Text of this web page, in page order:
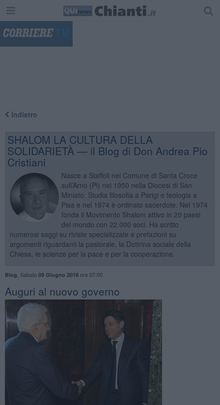
Indietro
SHALOM LA CULTURA DELLA
SOLIDARIETÀ — il Blog di Don Andrea Pio
Cristiani
Nasce a Staffoli nel Comune di Santa Croce
sull’Arno (Pi) nel 1950 nella Diocesi di San
Miniato. Studia filosofia a Parigi e teologia a
Pisa e nel 1974 è ordinato sacerdote. Nel 1974
fonda il Movimento Shalom attivo in 20 paesi
del mondo con 22.000 soci. Ha scritto
numerosi saggi su riviste specializzate e prefazioni su
argomenti riguardanti la pastorale, la Dottrina sociale della
Chiesa, le scienze per la pace e per la cooperazione.
Blog Sabato 09 Giugno 2018ore 07:00
Auguri al nuovo governo